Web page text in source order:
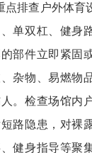
点排查户外体育
单双杠、健身
部件立即紧固
杂物、易燃物
。检查场馆内
路隐患，对裸
健身指导等聚